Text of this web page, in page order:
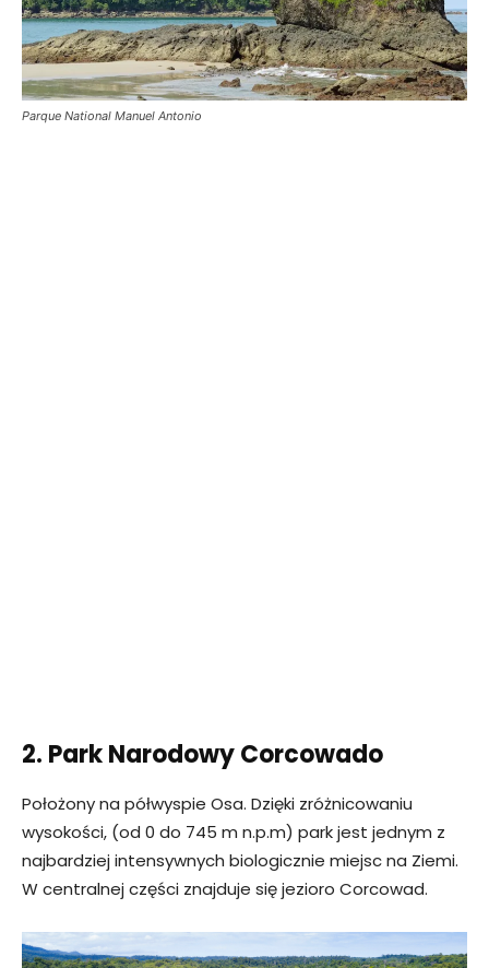
Parque National Manuel Antonio
2. Park Narodowy Corcowado
Położony na półwyspie Osa. Dzięki zróżnicowaniu
wysokości, (od 0 do 745 m n.p.m) park jest jednym z
najbardziej intensywnych biologicznie miejsc na Ziemi.
W centralnej części znajduje się jezioro Corcowad.